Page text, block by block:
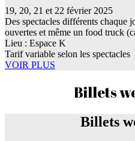
19, 20, 21 et 22 février 2025
Des spectacles différents chaque
ouvertes et même un food truck
Lieu : Espace K
Tarif variable selon les spectacles
VOIR PLUS
Billets
Billets